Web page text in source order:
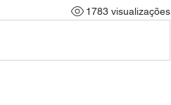
1783 visualizações